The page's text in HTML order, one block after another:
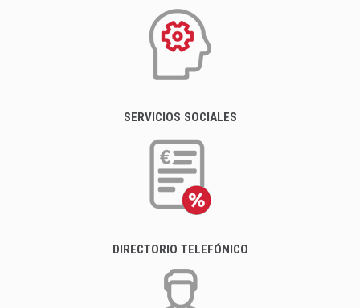
SERVICIOS SOCIALES
DIRECTORIO TELEFÓNICO